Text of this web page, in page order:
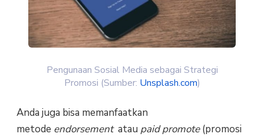
Pengunaan Sosial Media sebagai Strategi
Promosi (Sumber: Unsplash.com)
Anda juga bisa memanfaatkan
metode endorsement atau paid promote(promosi